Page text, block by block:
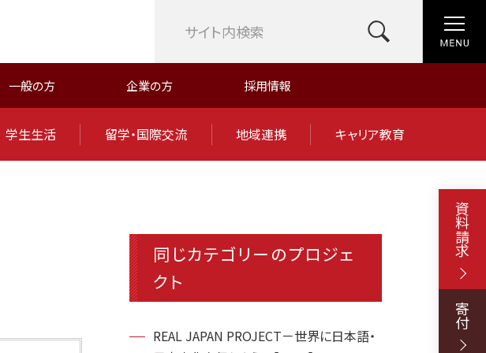
一般の方 企業の方 採用情報
学生生活 留学・国際交流 地域連携 キャリア教育
同じカテゴリーのプロジェ
クト
REAL JAPAN PROJECT－世界に日本語・
資料請求
寄付